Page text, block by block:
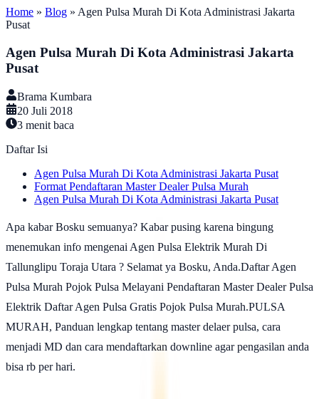
Home » Blog » Agen Pulsa Murah Di Kota Administrasi Jakarta
Pusat
Agen Pulsa Murah Di Kota Administrasi Jakarta
Pusat
Brama Kumbara
20 Juli 2018
3 menit baca
Daftar Isi
Agen Pulsa Murah Di Kota Administrasi Jakarta Pusat
Format Pendaftaran Master Dealer Pulsa Murah
Agen Pulsa Murah Di Kota Administrasi Jakarta Pusat
Apa kabar Bosku semuanya? Kabar pusing karena bingung
menemukan info mengenai Agen Pulsa Elektrik Murah Di
Tallunglipu Toraja Utara ? Selamat ya Bosku, Anda.Daftar Agen
Pulsa Murah Pojok Pulsa Melayani Pendaftaran Master Dealer Pulsa
Elektrik Daftar Agen Pulsa Gratis Pojok Pulsa Murah.PULSA
MURAH, Panduan lengkap tentang master delaer pulsa, cara
menjadi MD dan cara mendaftarkan downline agar pengasilan anda
bisa rb per hari.